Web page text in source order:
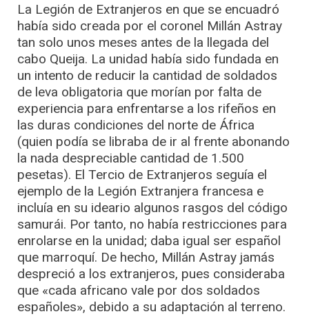
La Legión de Extranjeros en que se encuadró
había sido creada por el coronel Millán Astray
tan solo unos meses antes de la llegada del
cabo Queija. La unidad había sido fundada en
un intento de reducir la cantidad de soldados
de leva obligatoria que morían por falta de
experiencia para enfrentarse a los rifeños en
las duras condiciones del norte de África
(quien podía se libraba de ir al frente abonando
la nada despreciable cantidad de 1.500
pesetas). El Tercio de Extranjeros seguía el
ejemplo de la Legión Extranjera francesa e
incluía en su ideario algunos rasgos del código
samurái. Por tanto, no había restricciones para
enrolarse en la unidad; daba igual ser español
que marroquí. De hecho, Millán Astray jamás
despreció a los extranjeros, pues consideraba
que «cada africano vale por dos soldados
españoles», debido a su adaptación al terreno.